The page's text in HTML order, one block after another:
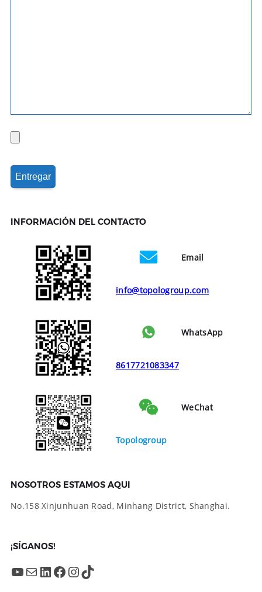
INFORMACIÓN DEL CONTACTO
Email
info@topologroup.com
WhatsApp
8617721083347
WeChat
Topologroup
NOSOTROS ESTAMOS AQUI
No.158 Xinjunhuan Road, Minhang District, Shanghai.
¡SÍGANOS!
YouTube Mail LinkedIn Facebook InstagramTikTok